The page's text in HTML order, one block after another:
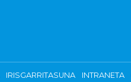
IRISGARRITASUNA INTRANETA